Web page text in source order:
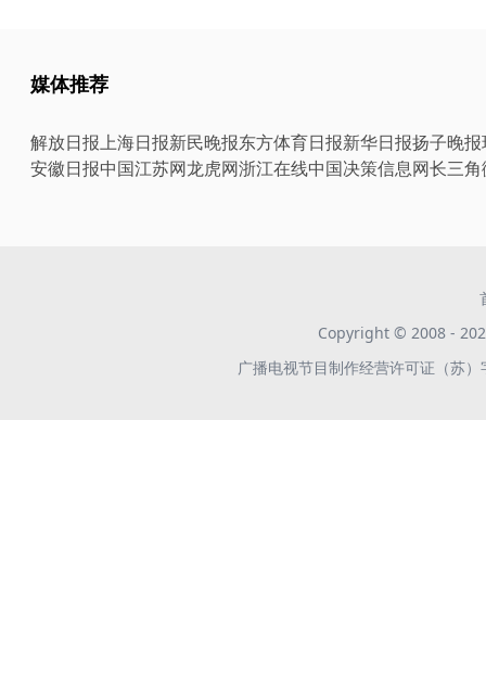
媒体推荐
解放日报上海日报新民晚报东方体育日报新华日报扬子晚报
安徽日报中国江苏网龙虎网浙江在线中国决策信息网长三
Copyright © 2008 -
广播电视节目制作经营许可证（苏